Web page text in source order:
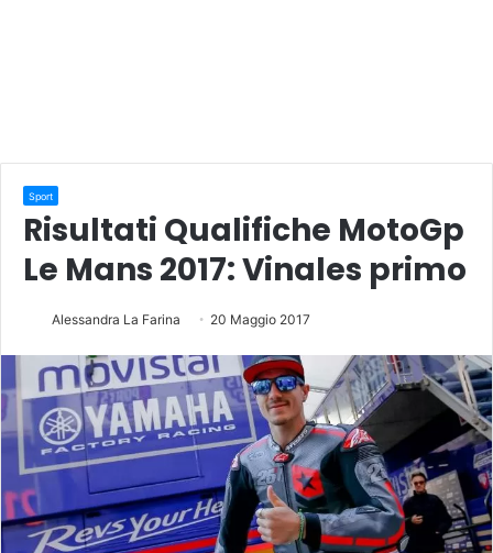
Sport
Risultati Qualifiche MotoGp
Le Mans 2017: Vinales primo
Alessandra La Farina 20 Maggio 2017